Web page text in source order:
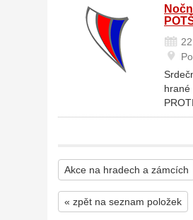
hrané
Akce na hradech a zámcích
« zpět na seznam položek